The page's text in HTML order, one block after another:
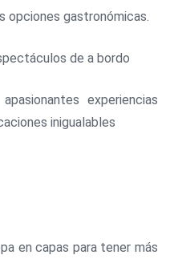
opciones gastronómicas.
de a bordo
experiencias
inigualables
en capas para tener más